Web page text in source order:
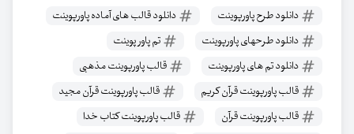
دانلود طرح پاورپوینت
دانلود قالب های آماده پاورپوینت
دانلود طرحهای پاورپوینت
تم پاور پوینت
دانلود تم های پاورپوینت
قالب پاورپوینت مذهبی
قالب پاورپوینت قرآن کریم
قالب پاورپوینت قرآن مجید
قالب پاورپوینت قرآن
قالب پاورپوینت کتاب خدا